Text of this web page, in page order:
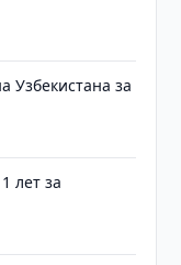
Узбекистана за
лет за